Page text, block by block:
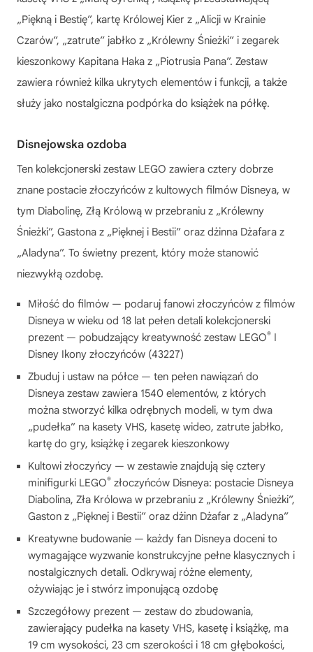
„Piękną i Bestię”, kartę Królowej Kier z „Alicji w Krainie
Czarów”, „zatrute” jabłko z „Królewny Śnieżki” i zegarek
kieszonkowy Kapitana Haka z „Piotrusia Pana”. Zestaw
zawiera również kilka ukrytych elementów i funkcji, a także
służy jako nostalgiczna podpórka do książek na półkę.
Disnejowska ozdoba
Ten kolekcjonerski zestaw LEGO zawiera cztery dobrze
znane postacie złoczyńców z kultowych filmów Disneya, w
tym Diabolinę, Złą Królową w przebraniu z „Królewny
Śnieżki”, Gastona z „Pięknej i Bestii” oraz dżinna Dżafara z
„Aladyna”. To świetny prezent, który może stanowić
niezwykłą ozdobę.
Miłość do filmów — podaruj fanowi złoczyńców z filmów
Disneya w wieku od 18 lat pełen detali kolekcjonerski
prezent — pobudzający kreatywność zestaw LEGO® ǀ
Disney Ikony złoczyńców (43227)
Zbuduj i ustaw na półce — ten pełen nawiązań do
Disneya zestaw zawiera 1540 elementów, z których
można stworzyć kilka odrębnych modeli, w tym dwa
„pudełka” na kasety VHS, kasetę wideo, zatrute jabłko,
kartę do gry, książkę i zegarek kieszonkowy
Kultowi złoczyńcy — w zestawie znajdują się cztery
minifigurki LEGO® złoczyńców Disneya: postacie Disneya
Diabolina, Zła Królowa w przebraniu z „Królewny Śnieżki”,
Gaston z „Pięknej i Bestii” oraz dżinn Dżafar z „Aladyna”
Kreatywne budowanie — każdy fan Disneya doceni to
wymagające wyzwanie konstrukcyjne pełne klasycznych i
nostalgicznych detali. Odkrywaj różne elementy,
ożywiając je i stwórz imponującą ozdobę
Szczegółowy prezent — zestaw do zbudowania,
zawierający pudełka na kasety VHS, kasetę i książkę, ma
19 cm wysokości, 23 cm szerokości i 18 cm głębokości,